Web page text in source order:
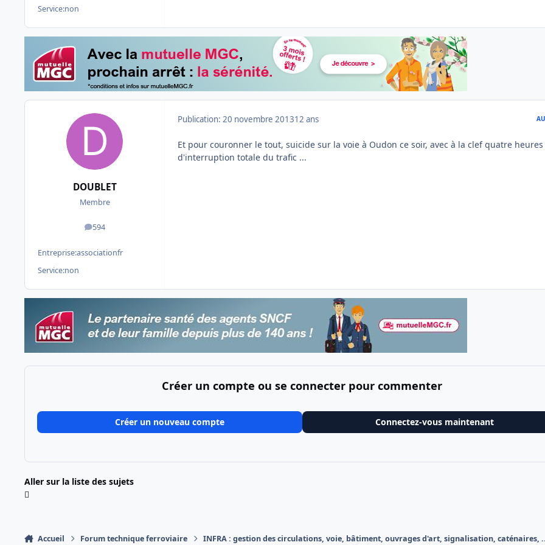
Service:non
DOUBLET
Membre
594
messages
Entreprise:associationfr
Service:non
Publication: 20 novembre 201312 ans
Et pour couronner le tout, suicide sur la voie à Oudon ce soir, avec à la clef quatre heures
d'interruption totale du trafic ...
Créer un compte ou se connecter pour commenter
Créer un nouveau compte Connectez-vous maintenant
Aller sur la liste des sujets
Accueil Forum technique ferroviaire INFRA : gestion des circulations, voie, bâtiment, ouvrages d'art, signalisation, caténaires,